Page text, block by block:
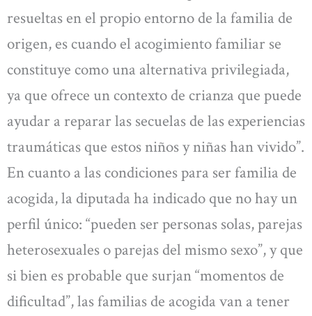
resueltas en el propio entorno de la familia de
origen, es cuando el acogimiento familiar se
constituye como una alternativa privilegiada,
ya que ofrece un contexto de crianza que puede
ayudar a reparar las secuelas de las experiencias
traumáticas que estos niños y niñas han vivido”.
En cuanto a las condiciones para ser familia de
acogida, la diputada ha indicado que no hay un
perfil único: “pueden ser personas solas, parejas
heterosexuales o parejas del mismo sexo”, y que
si bien es probable que surjan “momentos de
dificultad”, las familias de acogida van a tener